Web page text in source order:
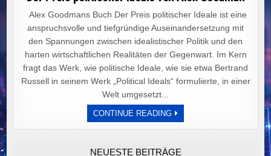
Alex Goodmans Buch Der Preis politischer Ideale ist eine
anspruchsvolle und tiefgründige Auseinandersetzung mit
den Spannungen zwischen idealistischer Politik und den
harten wirtschaftlichen Realitäten der Gegenwart. Im Kern
fragt das Werk, wie politische Ideale, wie sie etwa Bertrand
Russell in seinem Werk „Political Ideals“ formulierte, in einer
Welt umgesetzt...
CONTINUE READINGDER
PREIS
POLITISCHER
VON
ALEX
NEUESTE BEITRÄGE